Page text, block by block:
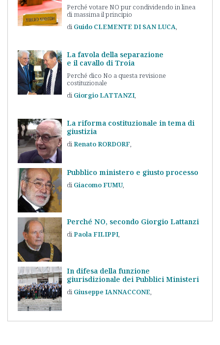
Perché votare NO pur condividendo in linea
di massima il principio
Guido CLEMENTE DI SAN LUCA
La favola della separazione
e il cavallo di Troia
Perché dico No a questa revisione
costituzionale
GiorgioLATTANZI
La riforma costituzionale in tema di
giustizia
RenatoRORDORF
Pubblico ministero e giusto processo
GiacomoFUMU
Perché NO, secondo Giorgio Lattanzi
PaolaFILIPPI
In difesa della funzione
giurisdizionale dei Pubblici Ministeri
Giuseppe IANNACCONE